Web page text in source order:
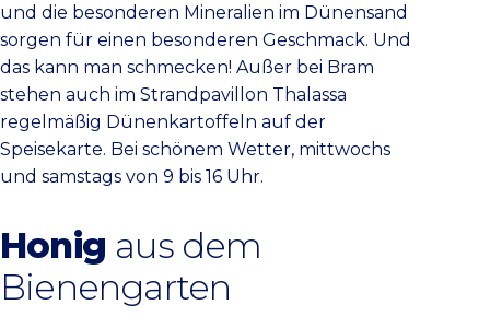
und die besonderen Mineralien im Dünensand
sorgen für einen besonderen Geschmack. Und
das kann man schmecken! Außer bei Bram
stehen auch im Strandpavillon Thalassa
regelmäßig Dünenkartoffeln auf der
Speisekarte. Bei schönem Wetter, mittwochs
und samstags von 9 bis 16 Uhr.
Honig aus dem
Bienengarten